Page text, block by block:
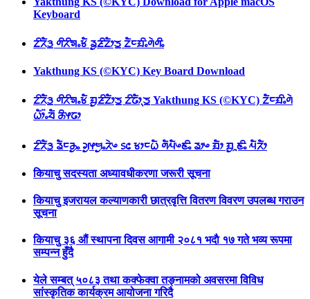
Keyboard
ᤁᤡᤖᤠᤋ᤻ ᤛᤡᤖᤡᤈᤱᤃᤠ ᤕᤢᤏᤡᤁᤥᤍ᤻ ᤁᤠᤰᤀᤡᤱᤛᤧᤛᤡᤱ
Yakthung KS (©KYC) Key Board Download
ᤁᤡᤖᤠᤋ᤻ ᤛᤡᤖᤡᤈᤱᤃᤠ ᤀᤢᤏᤡᤁᤥᤍ᤻ ᤁᤡᤒᤥᤷᤍ᤻ Yakthung KS (©KYC) ᤁᤠᤰᤀᤡᤱᤛᤧ
ᤐᤥ᤺ᤱᤔᤠ ᤌᤡᤶᤒᤣ
ᤁᤡᤖᤠᤋ᤻ ᤕᤠᤰᤌᤢᤱ ᤆᤢᤶᤗᤢᤱᤖᤧᤴ ᥉᥋ ᤃᤣᤰᤐᤠ ᤛᤠᤘᤠᤴᤇᤡᤱ ᤕᤣᤴ ᤀᤠᤣ ᤀᤢᤳᤇᤡᤱ ᤘᤠᤖᤠᤣ
कियाचु सदस्यता अध्यावधीकरणा जरूरी सूचना
कियाचु इजरायल कल्याणकारी छात्रवृत्ति वितरण विवरण उपलब्ध गराउन
सूचना
कियाचु ३६ औं स्थापना दिवस आगामी २०८१ भदाै १७ गते भव्य रूपमा
सम्पन्न हुँदै
येले सम्बत् ५०८३ तथा कक्फेक्वा तङ्नामको अवसरमा विविध
सांस्कृतिक कार्यक्रम आयोजना गरिदै